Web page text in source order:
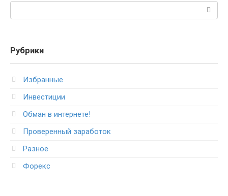
Поиск:
Рубрики
Избранные
Инвестиции
Обман в интернете!
Проверенный заработок
Разное
Форекс